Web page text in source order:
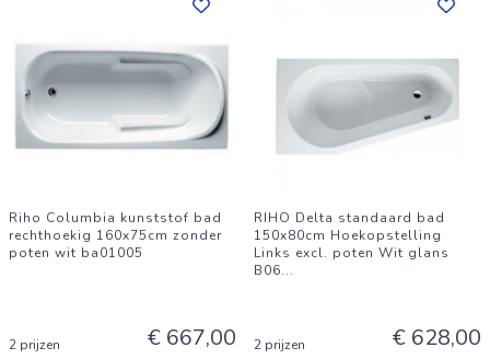
Riho Columbia kunststof bad
rechthoekig 160x75cm zonder
poten wit ba01005
2 prijzen € 667,00
RIHO Delta standaard bad
150x80cm Hoekopstelling
Links excl. poten Wit glans
B06...
2 prijzen € 628,00